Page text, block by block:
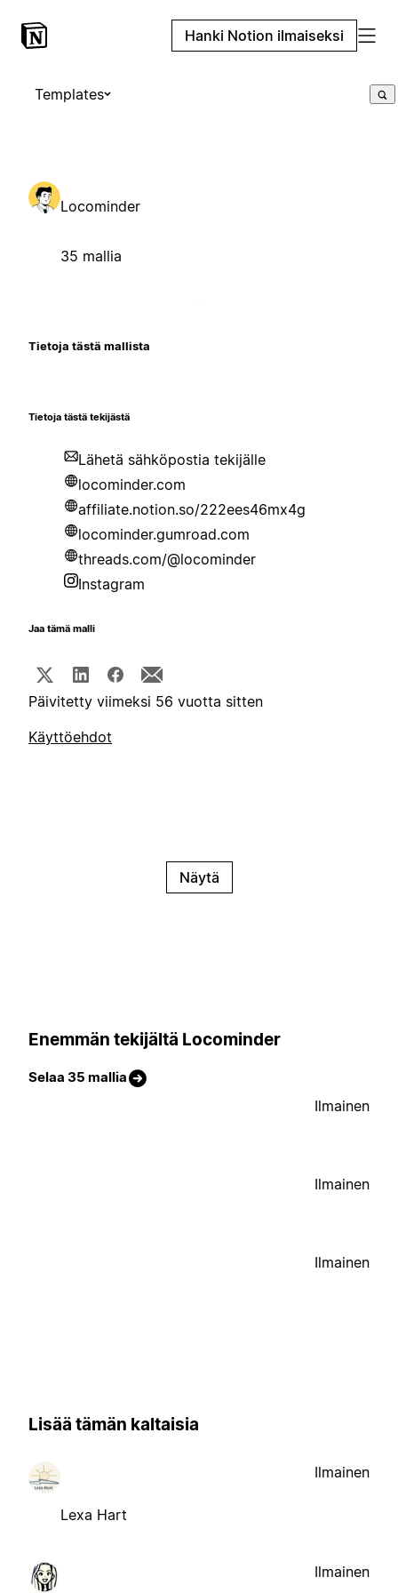
Hanki Notion ilmaiseksi
Templates
Locominder
35 mallia
Tietoja tästä mallista
Tietoja tästä tekijästä
Lähetä sähköpostia tekijälle
locominder.com
affiliate.notion.so/222ees46mx4g
locominder.gumroad.com
threads.com/@locominder
Instagram
Jaa tämä malli
Päivitetty viimeksi 56 vuotta sitten
Käyttöehdot
Näytä
Enemmän tekijältä Locominder
Selaa 35 mallia
Ilmainen
Ilmainen
Ilmainen
Lisää tämän kaltaisia
Lexa Hart
Ilmainen
Ilmainen